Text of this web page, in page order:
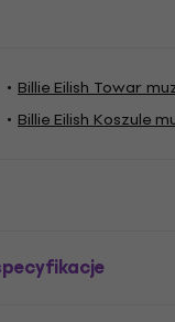
Billie Eilish Towar
Billie Eilish Koszule